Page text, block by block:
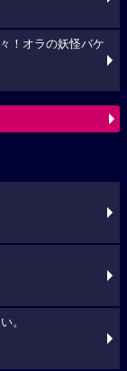
！オラの妖怪バケ
。